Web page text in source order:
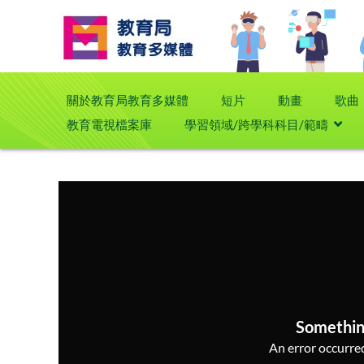
關於教育局教育多媒體 短片 動畫
歌曲
教育電視檔案庫
學習領域/跨學科科目/範疇
An error